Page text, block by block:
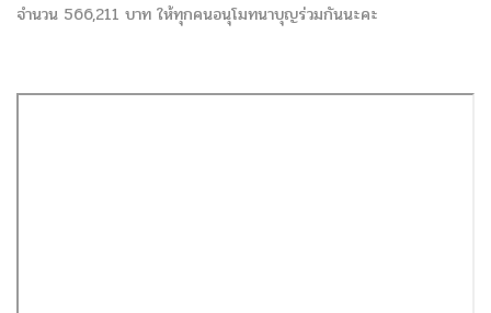
จำนวน 566,211 บาท ให้ทุกคนอนุโมทนาบุญร่วมกันนะคะ